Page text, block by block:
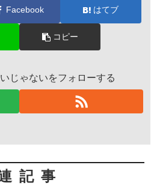
Facebook はてブ
コピー
じゃないをフォローする
記事